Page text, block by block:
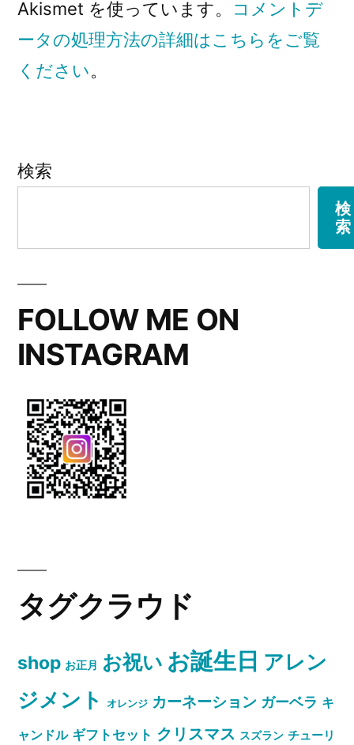
Akismet を使っています。
コメントデ
ータの処理方法の詳細はこちらをご覧
ください。
検索
検
索
FOLLOW ME ON
INSTAGRAM
タグクラウド
shop お正月 お祝い お誕生日 アレン
ジメント
オレンジ カーネーション ガーベラ キ
ャンドル ギフトセット クリスマス スズラン チューリ